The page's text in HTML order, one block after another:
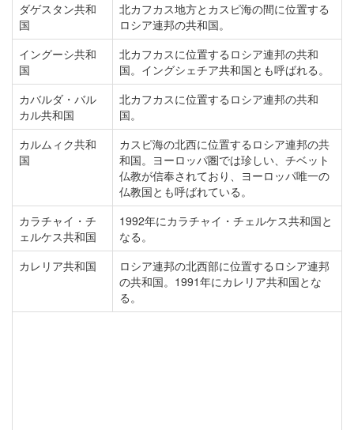
ダゲスタン共和
国
北カフカス地方とカスピ海の間に位置する
ロシア連邦の共和国。
イングーシ共和
国
北カフカスに位置するロシア連邦の共和
国。イングシェチア共和国とも呼ばれる。
カバルダ・バル
カル共和国
北カフカスに位置するロシア連邦の共和
国。
カルムィク共和
国
カスピ海の北西に位置するロシア連邦の共
和国。ヨーロッパ圏では珍しい、チベット
仏教が信奉されており、ヨーロッパ唯一の
仏教国とも呼ばれている。
カラチャイ・チ
ェルケス共和国
1992年にカラチャイ・チェルケス共和国と
なる。
カレリア共和国
ロシア連邦の北西部に位置するロシア連邦
の共和国。1991年にカレリア共和国とな
る。